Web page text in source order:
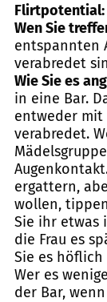
Flirtpotential:
Wen Sie
entspannten
verabredet
Wie Sie es
in eine Bar.
entweder mit
verabredet.
ergattern,
wollen,
Sie ihr etwas
die Frau es
Sie es höflich
Wer es
der Bar,